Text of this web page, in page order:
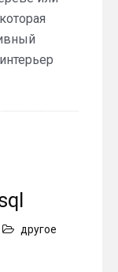
другое